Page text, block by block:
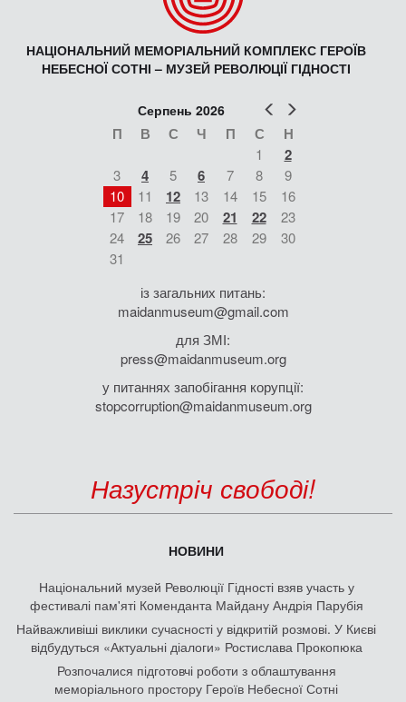
НАЦІОНАЛЬНИЙ МЕМОРІАЛЬНИЙ КОМПЛЕКС ГЕРОЇВ
НЕБЕСНОЇ СОТНІ – МУЗЕЙ РЕВОЛЮЦІЇ ГІДНОСТІ
Попер
Серпень 2026
П В С Ч П С Н
1 2
3 4 5 6 7 8
9
10
11 12 13 14 15
16
17
18 19 20 21 22
23
24
25 26 27 28 29
30
31
із загальних питань:
maidanmuseum@gmail.com
для ЗМІ:
press@maidanmuseum.org
у питаннях запобігання корупції:
stopcorruption@maidanmuseum.org
Назустріч свободі!
НОВИНИ
Національний музей Революції Гідності взяв участь у
фестивалі пам'яті Коменданта Майдану Андрія Парубія
Найважливіші виклики сучасності у відкритій розмові. У Києві
відбудуться «Актуальні діалоги» Ростислава Прокопюка
Розпочалися підготовчі роботи з облаштування
меморіального простору Героїв Небесної Сотні